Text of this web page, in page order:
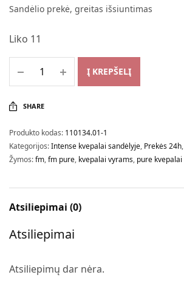
Sandėlio prekė, greitas išsiuntimas
Liko 11
Į KREPŠELĮ
SHARE
Produkto kodas: 110134.01-1
Kategorijos:Intense kvepalai sandėlyje, Prekės 24h,
Žymos:fm,fm pure, kvepalai vyrams, pure kvepalai
Atsiliepimai (0)
Atsiliepimai
Atsiliepimų dar nėra.